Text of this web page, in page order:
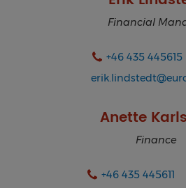
Financial
+46 435 445615
Anette
Finance
+46 435 445611